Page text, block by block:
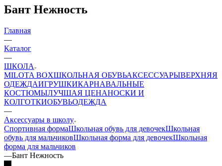
Бант Нежность
Главная
—
Каталог
—
ШКОЛА
MILOTA BOXШКОЛЬНАЯ ОБУВЬАКСЕССУАРЫВЕРХНЯЯ
ОДЕЖДАИГРУШКИКАРНАВАЛЬНЫЕ
КОСТЮМЫЛУЧШАЯ ЦЕНАНОСКИ И
КОЛГОТКИОБУВЬОДЕЖДА
—
Аксессуары в школу
Спортивная формаШкольная обувь для девочекШкольная
обувь для мальчиковШкольная форма для девочекШкольная
форма для мальчиков
—Бант Нежность